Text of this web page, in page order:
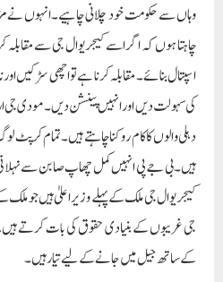
وہاں سے حکومت خود چلانی چاہیے۔انہوں نے
چاہتا ہوں کہ اگر اسے کیجریوال جی سے مقابلہ
اسپتال بنائے۔ مقابلہ کرنا ہے تو اچھی سڑکیں
کی سہولت دیں اور انہیں پینشن دیں۔ مودی جی
دہلی والوں کا کام روکنا چاہتے ہیں۔ تمام کرپٹ
ہیں۔ بی جے پی انہیں کمل چھاپ صابن سے
کیجریوال جی ملک کے پہلے وزیر اعلیٰ ہیں جو
جی غریبوں کے بنیادی حقوق کی بات کرتے
کے ساتھ جیل میں جانے کے لیے تیار ہیں۔